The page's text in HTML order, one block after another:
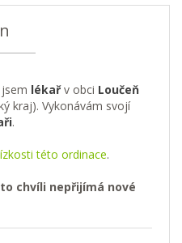
lékařv obci Loučeň
kraj). Vykonávám svojí
.
této ordinace.
chvíli nepřijímá nové